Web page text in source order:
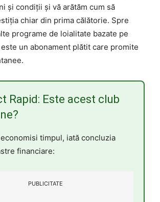
și condiții și vă arătăm cum să
chiar din prima călătorie. Spre
programe de loialitate bazate pe
un abonament plătit care promite
Rapid: Este acest club
timpul, iată concluzia
financiare:
PUBLICITATE